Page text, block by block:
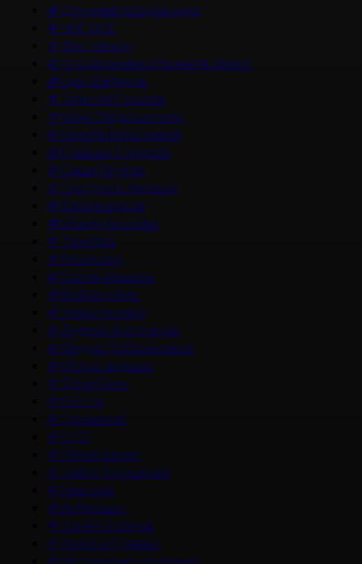
# Документальное кино
# НМГ ДОК
# Фестивали
# Что мы знаем о планете Земля
# Цикл Великие
#Алексей Гуськов
# Марк Эйдельштейн
# Никита Кологривый
# Главные Сериалы
# Саша Петров
# Смотреть фильмы
# Юра Борисов
# Мария Аронова
# Трейлер
# Рецензия
# После Фишера
# Война и Мир
# Новости кино
#Андрей Золотарев
# Федор Добронравов
# Обзор фильма
# Фонд Кино
# РЕН ТВ
# Домашний
# СТС
# Пятый канал
# Чайка Терешкова
# Невский
# Интервью
# Юрий Стоянов
#Лариса Гузеева